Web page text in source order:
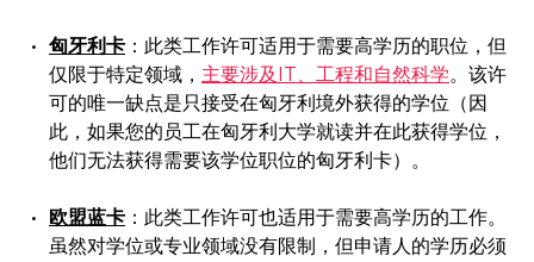
匈牙利卡 ：此类工作许可适用于需要高学历的职位，但
仅限于特定领域， 主要涉及IT、工程和自然科学。该许
可的唯一缺点是只接受在匈牙利境外获得的学位（因
此，如果您的员工在匈牙利大学就读并在此获得学位，
他们无法获得需要该学位职位的匈牙利卡）。
欧盟蓝卡 ：此类工作许可也适用于需要高学历的工作。
虽然对学位或专业领域没有限制，但申请人的学历必须